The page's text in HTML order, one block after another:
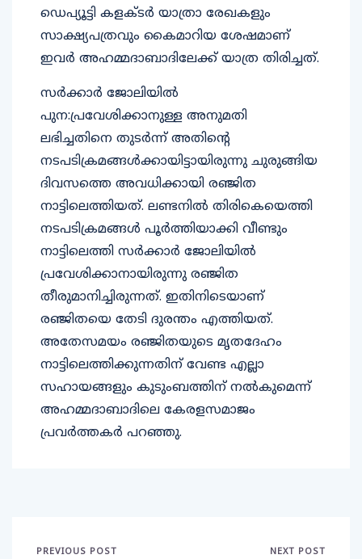
ഡെപ്യൂട്ടി കളക്ടര്‍ യാത്രാ രേഖകളും
സാക്ഷ്യപത്രവും കൈമാറിയ ശേഷമാണ്
ഇവര്‍ അഹമ്മദാബാദിലേക്ക് യാത്ര തിരിച്ചത്.
സര്‍ക്കാര്‍ ജോലിയില്‍
പുന:പ്രവേശിക്കാനുള്ള അനുമതി
ലഭിച്ചതിനെ തുടര്‍ന്ന് അതിന്റെ
നടപടിക്രമങ്ങള്‍ക്കായിട്ടായിരുന്നു ചുരുങ്ങിയ
ദിവസത്തെ അവധിക്കായി രഞ്ജിത
നാട്ടിലെത്തിയത്. ലണ്ടനില്‍ തിരികെയെത്തി
നടപടിക്രമങ്ങള്‍ പൂര്‍ത്തിയാക്കി വീണ്ടും
നാട്ടിലെത്തി സര്‍ക്കാര്‍ ജോലിയില്‍
പ്രവേശിക്കാനായിരുന്നു രഞ്ജിത
തീരുമാനിച്ചിരുന്നത്. ഇതിനിടെയാണ്
രഞ്ജിതയെ തേടി ദുരന്തം എത്തിയത്.
അതേസമയം രഞ്ജിതയുടെ മൃതദേഹം
നാട്ടിലെത്തിക്കുന്നതിന് വേണ്ട എല്ലാ
സഹായങ്ങളും കുടുംബത്തിന് നല്‍കുമെന്ന്
അഹമ്മദാബാദിലെ കേരളസമാജം
പ്രവര്‍ത്തകര്‍ പറഞ്ഞു.
PREVIOUS POST NEXT POST